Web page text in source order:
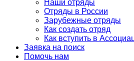
Наши отряды
Отряды в России
Зарубежные отряды
Как создать отряд
Как вступить в
Заявка на поиск
Помочь нам